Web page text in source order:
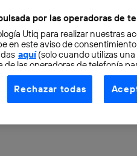
no
artificial
por las operadoras de
Utiq para realizar nuestras
en este aviso de
aquí(solo cuando utilizas una
de las operadoras de telefonía
como prioridad
la cuenta de cliente de
Rechazar todas